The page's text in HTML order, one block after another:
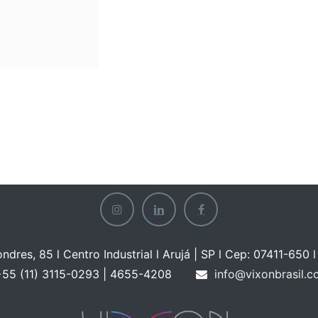
85 l Centro Industrial l Arujá | SP l Cep: 07411-650 l
(11) 3115-0293 | 4655-4208